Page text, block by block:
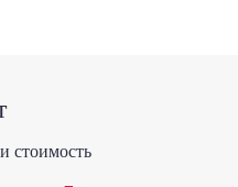
стоимость